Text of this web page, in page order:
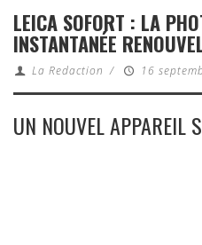
LEICA SOFORT : LA
INSTANTANÉE
La Redaction / 16
UN NOUVEL APPAREIL